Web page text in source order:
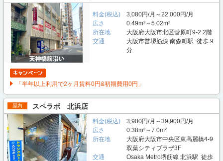
料金(税込)
3,080円/月～22,000円/月
広さ
0.49m²～5.02m²
所在地
大阪府大阪市北区菅原町9-2 2階
交通
大阪市営堺筋線 南森町駅 徒歩 9
分
「半年以上利用で2ヶ月賃料0円&初期費用0円」
屋内 スペラボ 北浜店
料金(税込)
3,900円/月～39,900円/月
広さ
0.38m²～7.0m²
所在地
大阪府大阪市中央区東高麗橋4-9
双葉シティプラザ3F
交通
Osaka Metro堺筋線 北浜駅 徒歩